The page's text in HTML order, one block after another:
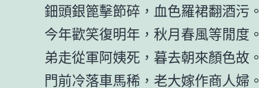
鈿頭銀篦擊節碎，血色羅裙翻酒污。
今年歡笑復明年，秋月春風等閒度。
弟走從軍阿姨死，暮去朝來顏色故。
門前冷落車馬稀，老大嫁作商人婦。